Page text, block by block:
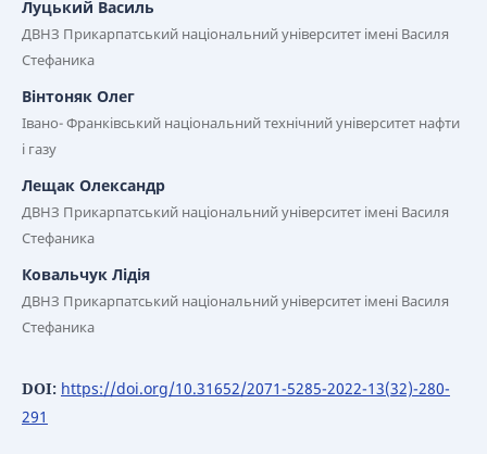
Луцький Василь
ДВНЗ Прикарпатський національний університет імені Василя
Стефаника
Вінтоняк Олег
Івано- Франківський національний технічний університет нафти
і газу
Лещак Олександр
ДВНЗ Прикарпатський національний університет імені Василя
Стефаника
Ковальчук Лідія
ДВНЗ Прикарпатський національний університет імені Василя
Стефаника
DOI: https://doi.org/10.31652/2071-5285-2022-13(32)-280-
291